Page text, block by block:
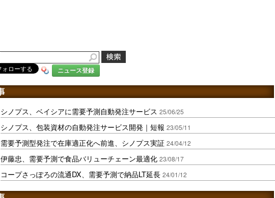
ニュース登録
シノプス、ベイシアに需要予測自動発注サービス 25/06/25
シノプス、包装資材の自動発注サービス開発｜短報 23/05/11
需要予測型発注で在庫適正化へ前進、シノプス実証 24/04/12
伊藤忠、需要予測で食品バリューチェーン最適化 23/08/17
コープさっぽろの流通DX、需要予測で納品LT延長 24/01/12